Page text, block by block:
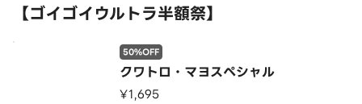
【ゴイゴイウルトラ半額祭】
クワトロ・マヨスペシャル
50%OFF
¥1,695